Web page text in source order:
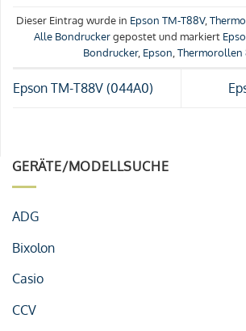
GERÄTE/MODELLSUCHE
ADG
Bixolon
Casio
CCV
Dieser Eintrag wurde in Epson TM-T88V,
Alle Bondruckergepostet und markiert
Bondrucker, Epson,Thermorollen
Epson TM-T88V (044A0)